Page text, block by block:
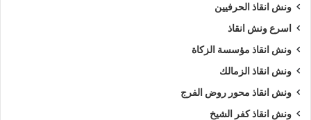
ونش انقاذ الحرفيين
اسرع ونش انقاذ
ونش انقاذ مؤسسة الزكاة
ونش انقاذ الزمالك
ونش انقاذ محور روض الفرج
ونش انقاذ كفر الشيخ